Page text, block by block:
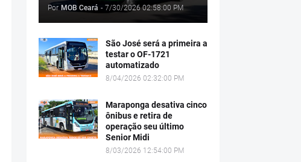
Por MOB Ceará - 7/30/2026 02:58:00 PM
São José será a primeira a
testar o OF-1721
automatizado
8/04/2026 02:32:00 PM
Maraponga desativa cinco
ônibus e retira de
operação seu último
Senior Midi
8/03/2026 12:54:00 PM